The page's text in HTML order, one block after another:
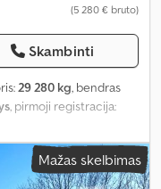
(5 280 € bruto)
Skambinti
29 280 kg, bendras
, pirmoji registracija:
Mažas skelbimas